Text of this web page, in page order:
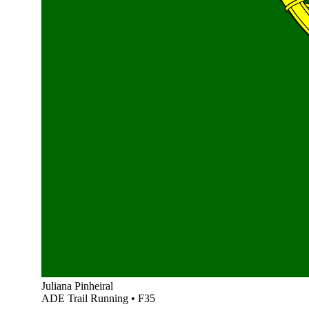
Juliana Pinheiral
ADE Trail Running • F35